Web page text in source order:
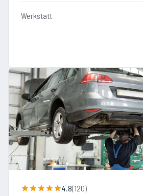
Werkstatt
4.8(120)